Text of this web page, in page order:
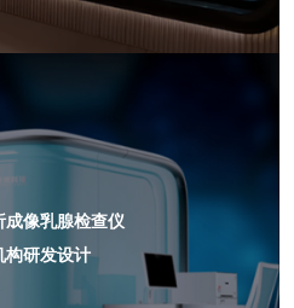
成像乳腺检查仪
构研发设计